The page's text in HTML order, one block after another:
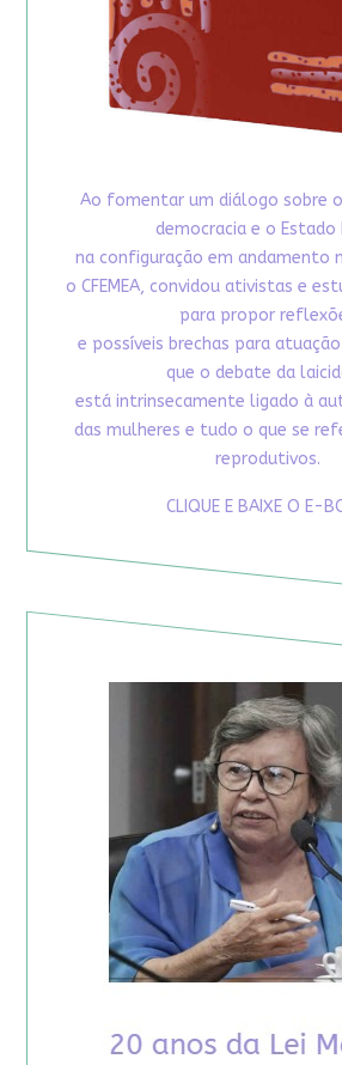
Ao fomentar um diálogo sobre
democracia e o Estado
na configuração em andamento
o CFEMEA, convidou ativistas e
para propor
e possíveis brechas para
que o debate da
está intrinsecamente ligado à
das mulheres e tudo o que se
reprodutivos.
CLIQUE E BAIXE O E-